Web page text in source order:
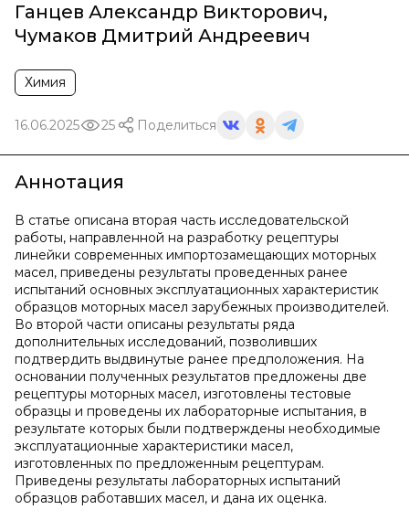
Ганцев Александр Викторович,
Чумаков Дмитрий Андреевич
Химия
16.06.2025 25 Поделиться
Аннотация
В статье описана вторая часть исследовательской
работы, направленной на разработку рецептуры
линейки современных импортозамещающих моторных
масел, приведены результаты проведенных ранее
испытаний основных эксплуатационных характеристик
образцов моторных масел зарубежных производителей.
Во второй части описаны результаты ряда
дополнительных исследований, позволивших
подтвердить выдвинутые ранее предположения. На
основании полученных результатов предложены две
рецептуры моторных масел, изготовлены тестовые
образцы и проведены их лабораторные испытания, в
результате которых были подтверждены необходимые
эксплуатационные характеристики масел,
изготовленных по предложенным рецептурам.
Приведены результаты лабораторных испытаний
образцов работавших масел, и дана их оценка.